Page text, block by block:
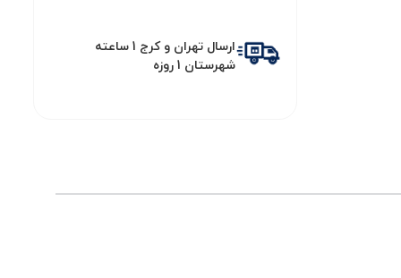
ارسال تهران و کرج 1 ساعته
شهرستان 1 روزه